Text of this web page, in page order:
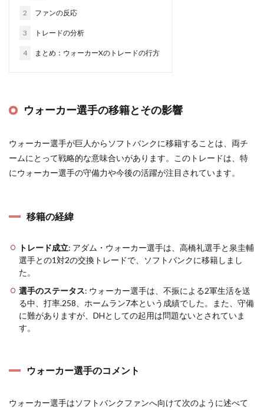
2 ファンの反応
3 トレードの分析
4 まとめ：ウォーカーXのトレードの行方
ウォーカー選手の移籍とその影響
ウォーカー選手が巨人からソフトバンクに移籍することは、両チ
ームにとって戦略的な意味合いがあります。このトレードは、特
にウォーカー選手の守備力や今後の活躍が注目されています。
移籍の経緯
トレード成立: アダム・ウォーカー選手は、高橋礼選手と泉圭輔
選手との1対2の交換トレードで、ソフトバンクに移籍しまし
た。
選手のステータス: ウォーカー選手は、不振による2軍生活を送
る中、打率.258、ホームラン7本という成績でした。また、守備
に難がありますが、DHとしての起用は問題ないとされていま
す。
ウォーカー選手のコメント
ウォーカー選手はソフトバンクファンへ向けて次のように述べて